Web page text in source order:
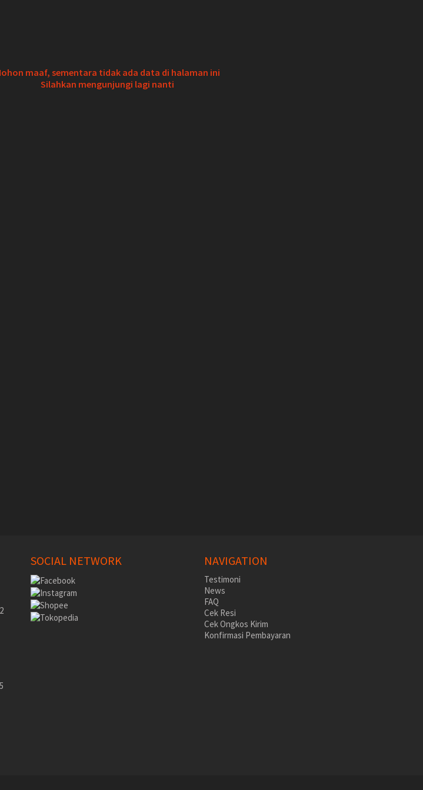
maaf, sementara tidak ada data di halaman ini
Silahkan mengunjungi lagi nanti
SOCIAL NETWORK NAVIGATION
Testimoni
News
FAQ
Cek Resi
Cek Ongkos Kirim
Konfirmasi Pembayaran